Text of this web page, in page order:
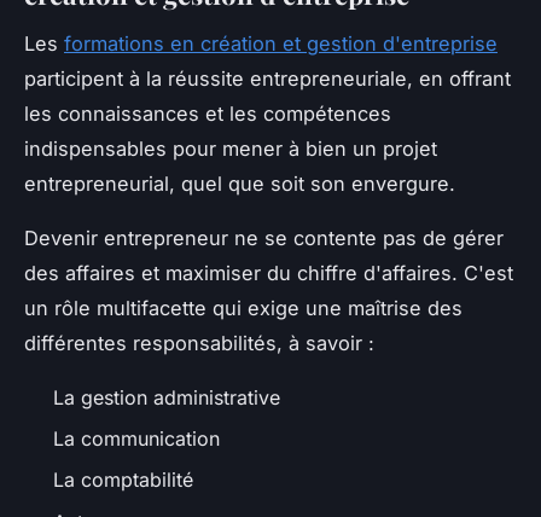
Les formations en création et gestion d'entreprise
participent à la réussite entrepreneuriale, en offrant
les connaissances et les compétences
indispensables pour mener à bien un projet
entrepreneurial, quel que soit son envergure.
Devenir entrepreneur ne se contente pas de gérer
des affaires et maximiser du chiffre d'affaires. C'est
un rôle multifacette qui exige une maîtrise des
différentes responsabilités, à savoir :
La gestion administrative
La communication
La comptabilité